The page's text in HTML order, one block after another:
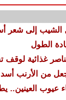
الشيب إلى شعر
من الأرنب أسد
عيوب العينين..